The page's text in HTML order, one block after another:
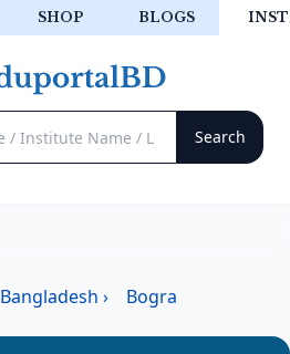
SHOP BLOGS
Bangladesh › Bogra